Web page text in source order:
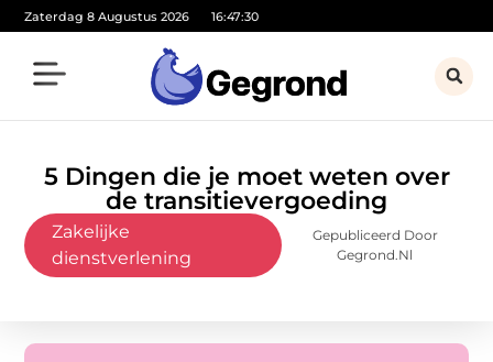
Zaterdag 8 Augustus 2026 16:47:32
5 Dingen die je moet weten over
de transitievergoeding
Zakelijke
dienstverlening
Gepubliceerd Door
Gegrond.nl